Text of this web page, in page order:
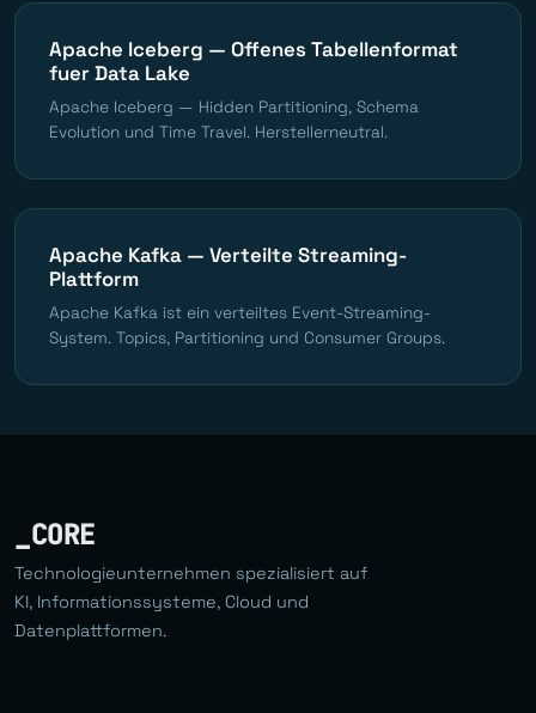
Apache Iceberg — Offenes Tabellenformat
fuer Data Lake
Apache Iceberg — Hidden Partitioning, Schema
Evolution und Time Travel. Herstellerneutral.
Apache Kafka — Verteilte Streaming-
Plattform
Apache Kafka ist ein verteiltes Event-Streaming-
System. Topics, Partitioning und Consumer Groups.
_CORE
Technologieunternehmen spezialisiert auf
KI, Informationssysteme, Cloud und
Datenplattformen.